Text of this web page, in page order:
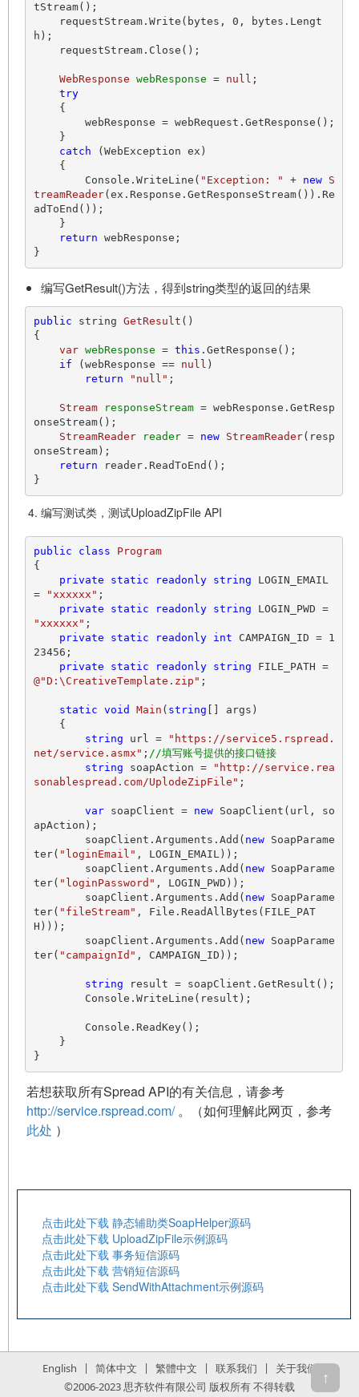
tStream();
    requestStream.Write(bytes,
0 , bytes.Lengt
h);
WebResponse webResponse = null ;
try
catch (WebException ex)
        Console.WriteLine(
"Exception: " + new
S
treamReader(ex.Response.GetResponseStream()).Re
adToEnd());
return webResponse;
编写GetResult()方法，得到string类型的返回的结果
public string GetResult ()
{
var webResponse = this .GetResponse();
if (webResponse == null )
return
"null" ;
Stream responseStream = webResponse.GetResp
onseStream();
StreamReader
reader = new StreamReader(resp
onseStream);
return reader.ReadToEnd();
编写测试类，测试UploadZipFile API
public class
Program
{
private
static readonly string LOGIN_EMAIL
=
"xxxxxx" ;
private
static readonly string
LOGIN_PWD =
"xxxxxx" ;
private
static readonly int CAMPAIGN_ID = 1
23456 ;
private
static readonly string
FILE_PATH =
@"D:\CreativeTemplate.zip" ;
static void Main ( string [] args )
string url =
"https://service5.rspread.
net/service.asmx" ; //填写账号提供的接口链接
string soapAction =
"http://service.rea
sonablespread.com/UplodeZipFile" ;
var soapClient = new SoapClient(url, so
apAction);
        soapClient.Arguments.Add(
new SoapParame
ter( "loginEmail" , LOGIN_EMAIL));
        soapClient.Arguments.Add(
new SoapParame
ter( "loginPassword" , LOGIN_PWD));
        soapClient.Arguments.Add(
new SoapParame
ter( "fileStream" , File.ReadAllBytes(FILE_PAT
H)));
        soapClient.Arguments.Add(
new SoapParame
ter( "campaignId" , CAMPAIGN_ID));
string result = soapClient.GetResult();
若想获取所有Spread API的有关信息，请参考
http://service.rspread.com/。（如何理解此网页，参考
此处 ）
点击此处下载 静态辅助类SoapHelper源码
点击此处下载 UploadZipFile示例源码
点击此处下载 事务短信源码
点击此处下载 营销短信源码
点击此处下载 SendWithAttachment示例源码
English | 简体中文 | 繁體中文 | 联系我们 |
关于我们
©2006-2023 思齐软件有限公司 版权所有 不得转载
↑